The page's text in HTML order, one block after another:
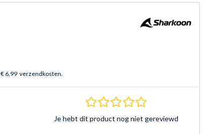
€ 6,99 verzendkosten.
0.0 sterren
Je hebt dit product nog niet gereviewd